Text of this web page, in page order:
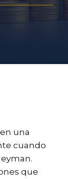
una
cuando
que